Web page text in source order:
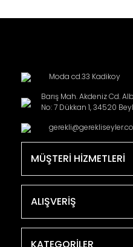
Moda cd.33 Kadikoy
Barış Mah. Akdeniz Cd.
No: 7 Dükkan 1, 34520
MÜŞTERİ HİZMETLERİ
ALIŞVERİŞ